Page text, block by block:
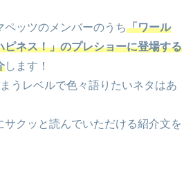
ペッツのメンバーのうち「ワール
ピネス！」のプレショーに登場する
します！
うレベルで色々語りたいネタはあ
クッと読んでいただける紹介文を